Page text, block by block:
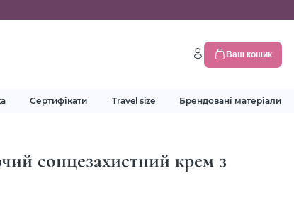
Ваш кошик
Сертифікати Travel size Брендовані матеріали
сонцезахистний крем з